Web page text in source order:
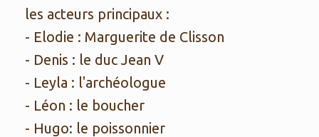
les acteurs principaux :
- Elodie : Marguerite de Clisson
- Denis : le duc Jean V
- Leyla : l'archéologue
- Léon : le boucher
- Hugo: le poissonnier